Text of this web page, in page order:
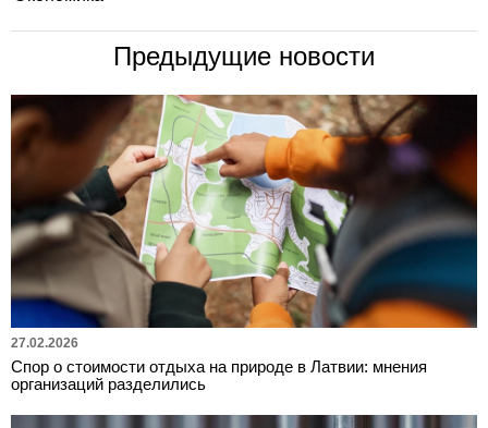
Предыдущие новости
27.02.2026
Спор о стоимости отдыха на природе в Латвии: мнения
организаций разделились